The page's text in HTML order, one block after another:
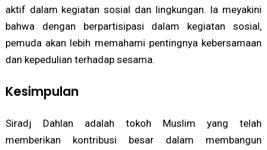
aktif dalam kegiatan sosial dan lingkungan. Ia meyakini
bahwa dengan berpartisipasi dalam kegiatan sosial,
pemuda akan lebih memahami pentingnya kebersamaan
dan kepedulian terhadap sesama.
Kesimpulan
Siradj Dahlan adalah tokoh Muslim yang telah
memberikan kontribusi besar dalam membangun